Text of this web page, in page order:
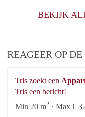
BEKIJK
REAGEER OP
Tris zoekt een
Tris een bericht!
Min 20 m2 · Max €